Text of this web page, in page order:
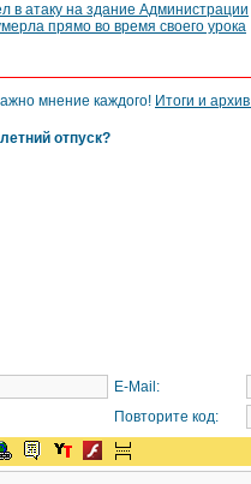
в атаку на здание Администрации
прямо во время своего урока
мнение каждого! Итоги и
отпуск?
E-Mail:
Повторите код: